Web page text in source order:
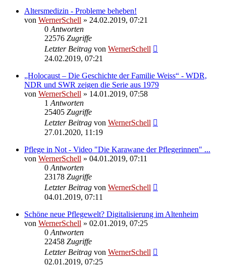
Altersmedizin - Probleme beheben!
von WernerSchell » 24.02.2019, 07:21
0 Antworten
22576 Zugriffe
Letzter Beitrag von WernerSchell
24.02.2019, 07:21
„Holocaust – Die Geschichte der Familie Weiss“ - WDR,
NDR und SWR zeigen die Serie aus 1979
von WernerSchell » 14.01.2019, 07:58
1 Antworten
25405 Zugriffe
Letzter Beitrag von WernerSchell
27.01.2020, 11:19
Pflege in Not - Video "Die Karawane der Pflegerinnen" ...
von WernerSchell » 04.01.2019, 07:11
0 Antworten
23178 Zugriffe
Letzter Beitrag von WernerSchell
04.01.2019, 07:11
Schöne neue Pflegewelt? Digitalisierung im Altenheim
von WernerSchell » 02.01.2019, 07:25
0 Antworten
22458 Zugriffe
Letzter Beitrag von WernerSchell
02.01.2019, 07:25